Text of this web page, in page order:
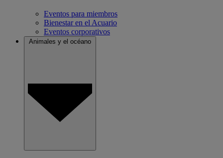
Eventos para miembros
Bienestar en el Acuario
Eventos corporativos
Animales y el océano